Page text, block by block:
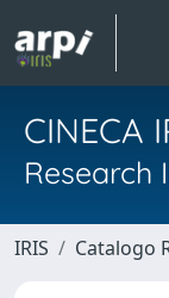
CINECA
Research
IRIS Catalogo